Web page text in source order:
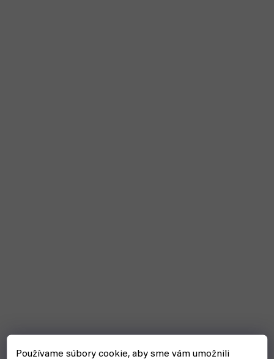
Používame súbory cookie, aby sme vám umožnili